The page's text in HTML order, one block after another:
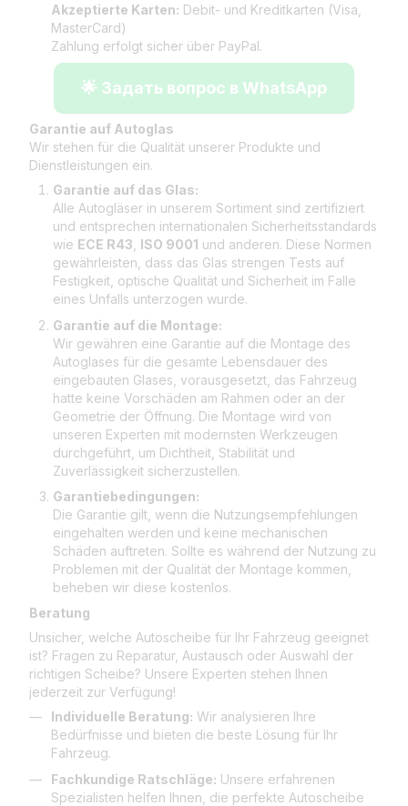
Akzeptierte Karten: Debit- und Kreditkarten (Visa,
MasterCard)
Zahlung erfolgt sicher über PayPal.
🌟 Задать вопрос в WhatsApp
Garantie auf Autoglas
Wir stehen für die Qualität unserer Produkte und
Dienstleistungen ein.
Garantie auf das Glas:
Alle Autogläser in unserem Sortiment sind zertifiziert
und entsprechen internationalen Sicherheitsstandards
wie ECE R43 ISO 9001 und anderen. Diese Normen
gewährleisten, dass das Glas strengen Tests auf
Festigkeit, optische Qualität und Sicherheit im Falle
eines Unfalls unterzogen wurde.
Garantie auf die Montage:
Wir gewähren eine Garantie auf die Montage des
Autoglases für die gesamte Lebensdauer des
eingebauten Glases, vorausgesetzt, das Fahrzeug
hatte keine Vorschäden am Rahmen oder an der
Geometrie der Öffnung. Die Montage wird von
unseren Experten mit modernsten Werkzeugen
durchgeführt, um Dichtheit, Stabilität und
Zuverlässigkeit sicherzustellen.
Garantiebedingungen:
Die Garantie gilt, wenn die Nutzungsempfehlungen
eingehalten werden und keine mechanischen
Schäden auftreten. Sollte es während der Nutzung zu
Problemen mit der Qualität der Montage kommen,
beheben wir diese kostenlos.
Beratung
Unsicher, welche Autoscheibe für Ihr Fahrzeug geeignet
ist? Fragen zu Reparatur, Austausch oder Auswahl der
richtigen Scheibe? Unsere Experten stehen Ihnen
jederzeit zur Verfügung!
Individuelle Beratung: Wir analysieren Ihre
Bedürfnisse und bieten die beste Lösung für Ihr
Fahrzeug.
Fachkundige Ratschläge: Unsere erfahrenen
Spezialisten helfen Ihnen, die perfekte Autoscheibe